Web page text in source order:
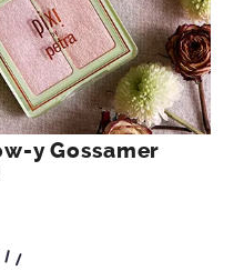
y Gossamer